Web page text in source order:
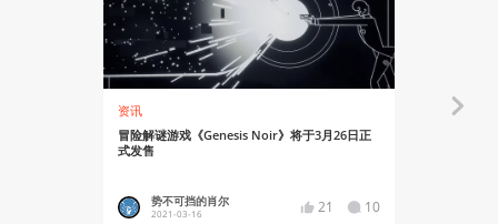
资讯
冒险解谜游戏《Genesis Noir》将于3月26日正
式发售
势不可挡的肖尔
2021-03-16 21 10
游戏茶话会